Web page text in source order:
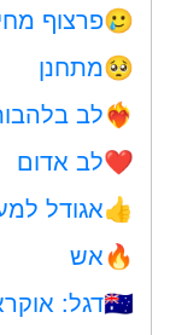
🥲פרצוף
🥺מתחנן
❤️‍🔥לב
❤️לב אדום
👍אגודל
🔥אש
🇺🇦דגל: